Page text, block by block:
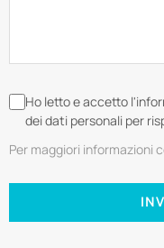
Ho letto e accetto
dei dati personali per
Per maggiori informazioni